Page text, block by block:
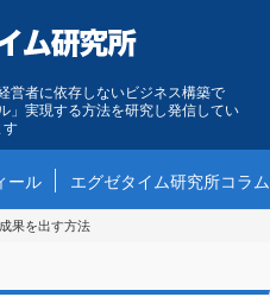
営者に依存しないビジネス構築で
」実現する方法を研究し発信してい
す
ール エグゼタイム研究所コラム
果を出す方法